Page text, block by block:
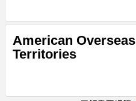
American Overseas
Territories